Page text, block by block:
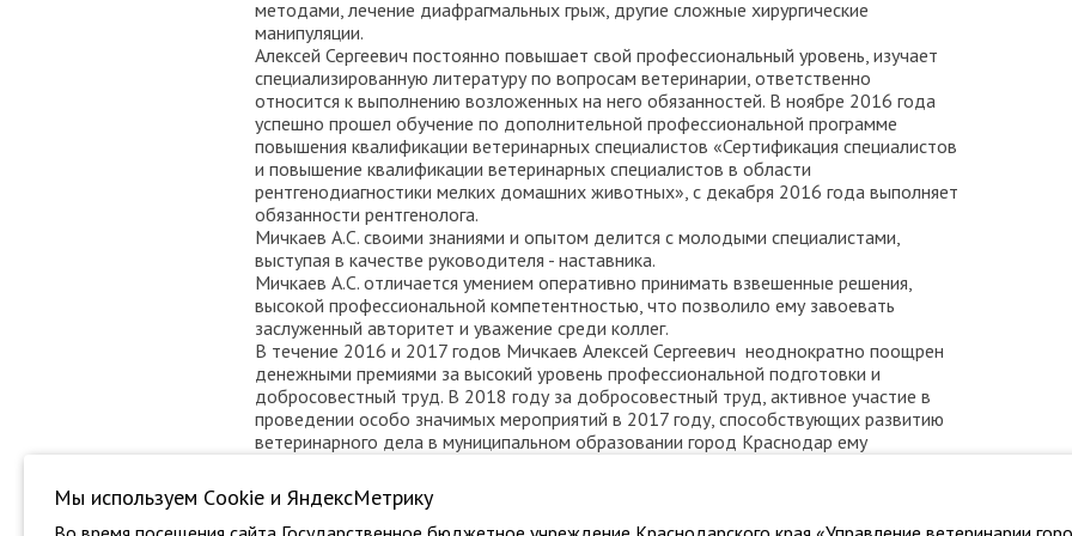
методами, лечение диафрагмальных грыж, другие сложные хирургические
манипуляции.
Алексей Сергеевич постоянно повышает свой профессиональный уровень, изучает
специализированную литературу по вопросам ветеринарии, ответственно
относится к выполнению возложенных на него обязанностей. В ноябре 2016 года
успешно прошел обучение по дополнительной профессиональной программе
повышения квалификации ветеринарных специалистов «Сертификация специалистов
и повышение квалификации ветеринарных специалистов в области
рентгенодиагностики мелких домашних животных», с декабря 2016 года выполняет
обязанности рентгенолога.
Мичкаев А.С. своими знаниями и опытом делится с молодыми специалистами,
выступая в качестве руководителя - наставника.
Мичкаев А.С. отличается умением оперативно принимать взвешенные решения,
высокой профессиональной компетентностью, что позволило ему завоевать
заслуженный авторитет и уважение среди коллег.
В течение 2016 и 2017 годов Мичкаев Алексей Сергеевич неоднократно поощрен
денежными премиями за высокий уровень профессиональной подготовки и
добросовестный труд. В 2018 году за добросовестный труд, активное участие в
проведении особо значимых мероприятий в 2017 году, способствующих развитию
ветеринарного дела в муниципальном образовании город Краснодар ему
Мы используем Сookie и ЯндексМетрику